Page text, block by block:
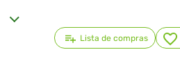
Lista de compras